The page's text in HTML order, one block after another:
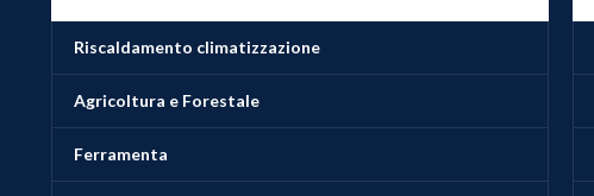
Riscaldamento climatizzazione
Agricoltura e Forestale
Ferramenta